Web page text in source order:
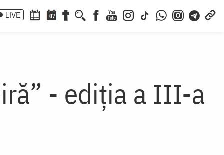
LIVE 07
- ediția a III-a